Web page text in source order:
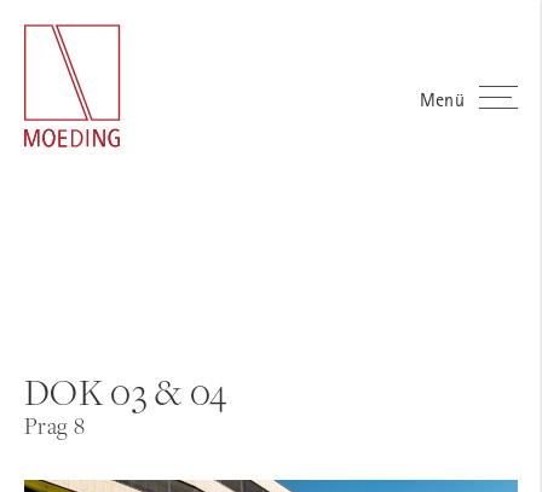
Menü
DOK 03 & 04
Prag 8